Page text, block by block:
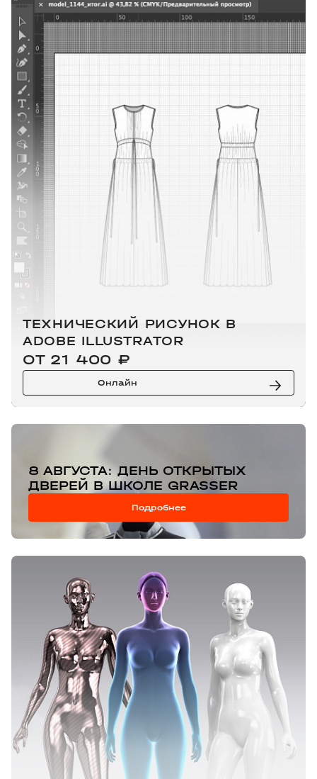
ТЕХНИЧЕСКИЙ РИСУНОК В
ADOBE ILLUSTRATOR
ОТ 21 400 ₽
Онлайн
8 АВГУСТА: ДЕНЬ ОТКРЫТЫХ
ДВЕРЕЙ В ШКОЛЕ GRASSER
Подробнее